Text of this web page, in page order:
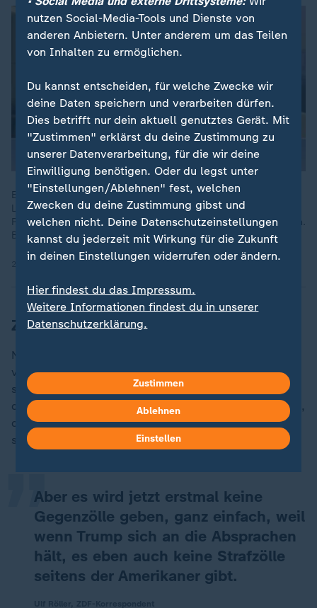
Es soll einen Rahmen-Deal zum Grönland-Konflikt geben. "Die
Lehre für uns ist, dass eine konsequente und selbstbewusste
Reaktion einer Umsteuerung auslösen kann" Emily Haber ehem.
Botschafterin in den USA.
Zweifel an Trumps Verlässlichkeit
Nach Einschätzung von Ulf Röller, ZDF-Korrespondent
vor Ort in Davos, werde man bei dem Sondergipfel
schon darüber sprechen, "was passiert, wenn Trump
diesen Rahmenvertrag, den er gerade beschlossen hat,
dann wieder hinterfragt". "Man weiß bei Trump nicht",
so Röller. Und weiter:
Aber es wird jetzt erstmal keine
Gegenzölle geben, ganz einfach, weil
wenn Trump sich an die Absprachen
hält, es eben auch keine Strafzölle
seitens der Amerikaner gibt.
„
nutzen Social-Media-Tools und Dienste von
anderen Anbietern. Unter anderem um das Teilen
von Inhalten zu ermöglichen.
Du kannst entscheiden, für welche Zwecke wir
deine Daten speichern und verarbeiten dürfen.
Dies betrifft nur dein aktuell genutztes Gerät. Mit
"Zustimmen" erklärst du deine Zustimmung zu
unserer Datenverarbeitung, für die wir deine
Einwilligung benötigen. Oder du legst unter
"Einstellungen/Ablehnen" fest, welchen
Zwecken du deine Zustimmung gibst und
welchen nicht. Deine Datenschutzeinstellungen
kannst du jederzeit mit Wirkung für die Zukunft
in deinen Einstellungen widerrufen oder ändern.
Hier findest du das Impressum.
Weitere Informationen findest du in unserer
Datenschutzerklärung.
Zustimmen
Ablehnen
Einstellen